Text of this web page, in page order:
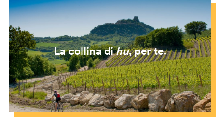
La collina dihu, per te.